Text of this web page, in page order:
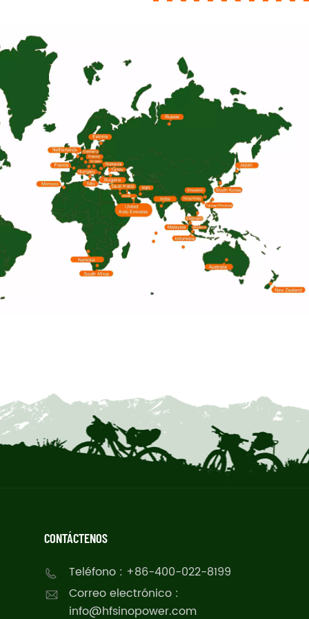
CONTÁCTENOS
Teléfono : +86-400-022-8199
Correo electrónico :
info@hfsinopower.com